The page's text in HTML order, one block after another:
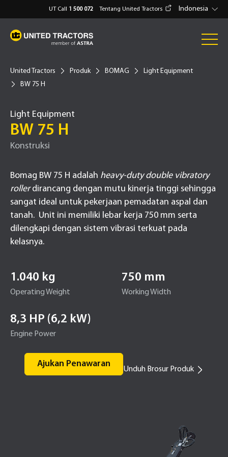
UT Call 1 500 072 Tentang United Tractors Indonesia
United Tractors Produk BOMAG
Light Equipment
BW 75 H
Light Equipment
BW 75 H
Konstruksi
Bomag BW 75 H adalah heavy-duty double vibratory
rollerdirancang dengan mutu kinerja tinggi sehingga
sangat ideal untuk pekerjaan pemadatan aspal dan
tanah. Unit ini memiliki lebar kerja 750 mm serta
dilengkapi dengan sistem vibrasi terkuat pada
kelasnya.
1.040 kg
Operating Weight
750 mm
Working Width
8,3 HP (6,2 kW)
Engine Power
Ajukan Penawaran
Unduh Brosur Produk